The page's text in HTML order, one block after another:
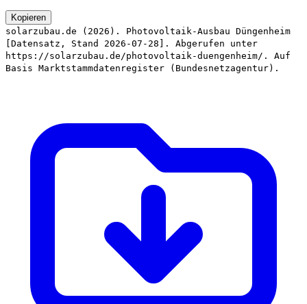
Kopieren
solarzubau.de (2026). Photovoltaik-Ausbau Düngenheim
[Datensatz, Stand 2026-07-28]. Abgerufen unter
https://solarzubau.de/photovoltaik-duengenheim/. Auf
Basis Marktstammdatenregister (Bundesnetzagentur).